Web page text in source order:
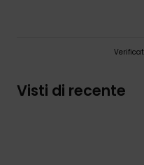
Visti di recente